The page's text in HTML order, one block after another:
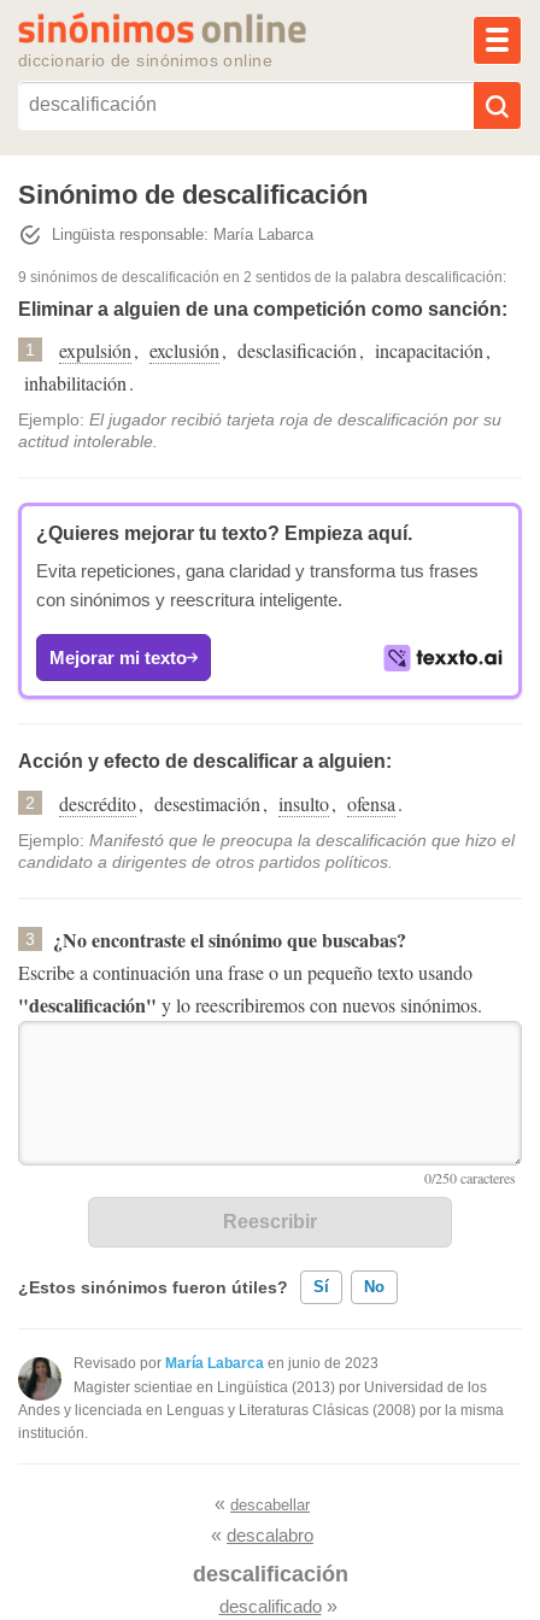
diccionario de sinónimos online
Reescribir texto con IA
Sinónimos populares
Temas populares
Temas recientes
Sinónimo de descalificación
Lingüista responsable: María Labarca
9 sinónimos de descalificación en 2 sentidos de la palabra descalificación:
Eliminar a alguien de una competición como sanción:
1 expulsión, exclusión, desclasificación, incapacitación,
inhabilitación.
Ejemplo: El jugador recibió tarjeta roja de descalificación por su
actitud intolerable.
¿Quieres mejorar tu texto? Empieza aquí.
Evita repeticiones, gana claridad y transforma tus frases
con sinónimos y reescritura inteligente.
Mejorar mi texto
Acción y efecto de descalificar a alguien:
2 descrédito, desestimación, insulto, ofensa.
Ejemplo: Manifestó que le preocupa la descalificación que hizo el
candidato a dirigentes de otros partidos políticos.
3 ¿No encontraste el sinónimo que buscabas?
Escribe a continuación una frase o un pequeño texto usando
"descalificación" y lo reescribiremos con nuevos sinónimos.
¿Estos sinónimos fueron útiles? Sí No
Existen sinónimos incorrectos
Ninguno de los sinónimos presentados me ayudó
Revisado por María Labarca en junio de 2023
Magister scientiae en Lingüística (2013) por Universidad de los
Andes y licenciada en Lenguas y Literaturas Clásicas (2008) por la misma
institución.
« descabellar
« descalabro
descalificación
descalificado»